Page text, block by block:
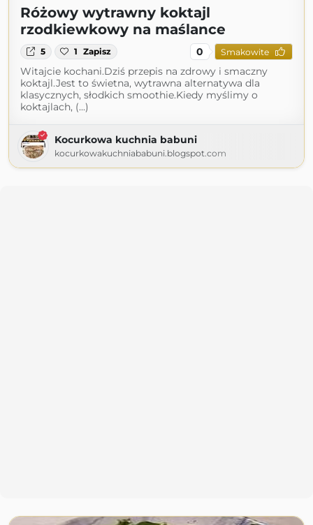
Różowy wytrawny koktajl
rzodkiewkowy na maślance
5 1 Zapisz 0 Smakowite
Witajcie kochani.Dziś przepis na zdrowy i smaczny
koktajl.Jest to świetna, wytrawna alternatywa dla
klasycznych, słodkich smoothie.Kiedy myślimy o
koktajlach, (...)
Kocurkowa kuchnia babuni
kocurkowakuchniababuni.blogspot.com